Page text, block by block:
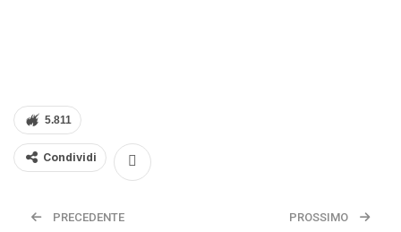
5.811
Condividi
PRECEDENTE PROSSIMO